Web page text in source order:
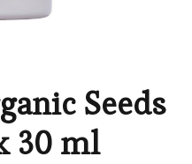
Seeds
30 ml